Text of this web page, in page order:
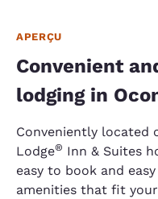
APERÇU
Convenient
lodging in
Conveniently located
Lodge® Inn & Suites
easy to book and
amenities that fit